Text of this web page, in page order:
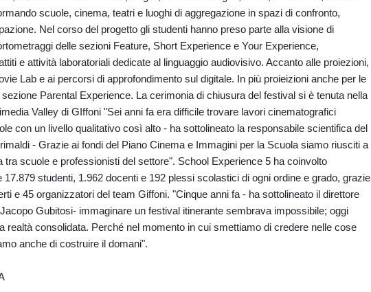
scuole, cinema, teatri e luoghi di aggregazione in spazi di confronto,
Nel corso del progetto gli studenti hanno preso parte alla visione di
delle sezioni Feature, Short Experience e Your Experience,
e attività laboratoriali dedicate al linguaggio audiovisivo. Accanto alle proiezioni,
Lab e ai percorsi di approfondimento sul digitale. In più proieizioni anche per le
Parental Experience. La cerimonia di chiusura del festival si è tenuta nella
Valley di GIffoni "Sei anni fa era difficile trovare lavori cinematografici
con un livello qualitativo così alto - ha sottolineato la responsabile scientifica del
- Grazie ai fondi del Piano Cinema e Immagini per la Scuola siamo riusciti a
tra scuole e professionisti del settore". School Experience 5 ha coinvolto
studenti, 1.962 docenti e 192 plessi scolastici di ogni ordine e grado, grazie
e 45 organizzatori del team Giffoni. "Cinque anni fa - ha sottolineato il direttore
Gubitosi- immaginare un festival itinerante sembrava impossibile; oggi
realtà consolidata. Perché nel momento in cui smettiamo di credere nelle cose
anche di costruire il domani".